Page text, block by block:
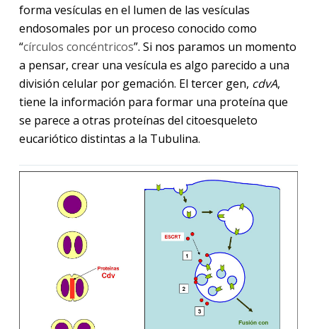
forma vesículas en el lumen de las vesículas
endosomales por un proceso conocido como
“círculos concéntricos”. Si nos paramos un momento
a pensar, crear una vesícula es algo parecido a una
división celular por gemación. El tercer gen, cdvA,
tiene la información para formar una proteína que
se parece a otras proteínas del citoesqueleto
eucariótico distintas a la Tubulina.